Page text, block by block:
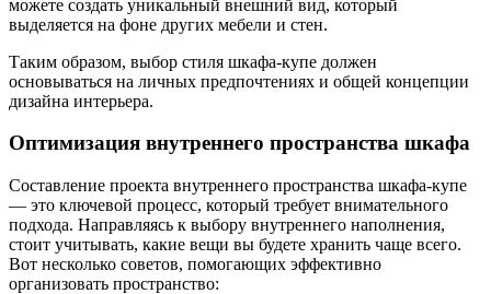
можете создать уникальный внешний вид, который
выделяется на фоне других мебели и стен.
Таким образом, выбор стиля шкафа-купе должен
основываться на личных предпочтениях и общей концепции
дизайна интерьера.
Оптимизация внутреннего пространства шкафа
Составление проекта внутреннего пространства шкафа-купе
— это ключевой процесс, который требует внимательного
подхода. Направляясь к выбору внутреннего наполнения,
стоит учитывать, какие вещи вы будете хранить чаще всего.
Вот несколько советов, помогающих эффективно
организовать пространство: